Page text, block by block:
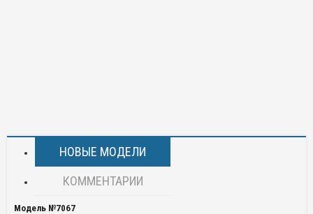
НОВЫЕ МОДЕЛИ
КОММЕНТАРИИ
Модель №7067